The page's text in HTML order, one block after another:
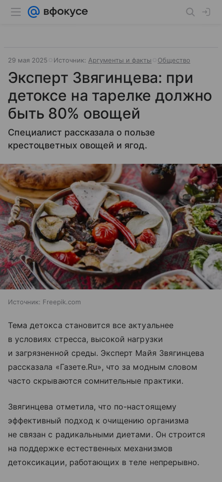
29 мая 2025 Источник: Аргументы и факты Общество
Эксперт Звягинцева: при
детоксе на тарелке должно
быть 80% овощей
Специалист рассказала о пользе
крестоцветных овощей и ягод.
Источник: Freepik.com
Тема детокса становится все актуальнее
в условиях стресса, высокой нагрузки
и загрязненной среды. Эксперт Майя Звягинцева
рассказала «Газете.Ru», что за модным словом
часто скрываются сомнительные практики.
Звягинцева отметила, что по-настоящему
эффективный подход к очищению организма
не связан с радикальными диетами. Он строится
на поддержке естественных механизмов
детоксикации, работающих в теле непрерывно.